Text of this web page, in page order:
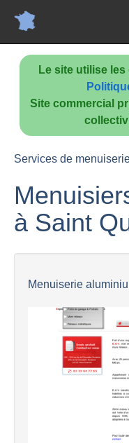
Le site utilise
Site commercial
Services de
à Saint
Menuiserie